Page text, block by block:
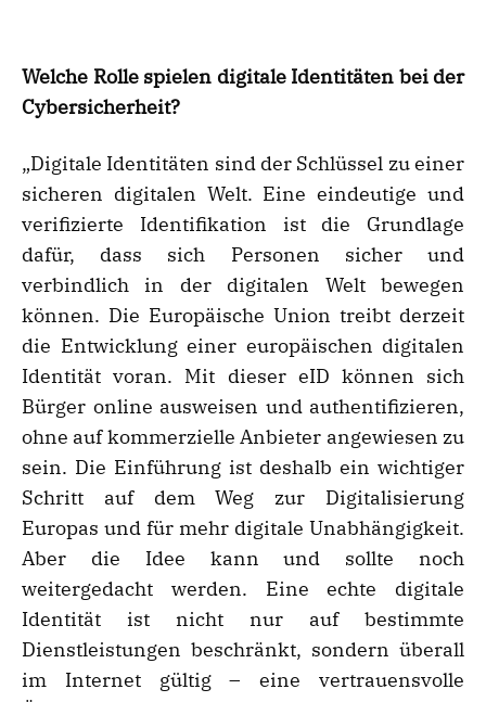
Welche Rolle spielen digitale Identitäten bei der
Cybersicherheit?
„Digitale Identitäten sind der Schlüssel zu einer
sicheren digitalen Welt. Eine eindeutige und
verifizierte Identifikation ist die Grundlage
dafür, dass sich Personen sicher und
verbindlich in der digitalen Welt bewegen
können. Die Europäische Union treibt derzeit
die Entwicklung einer europäischen digitalen
Identität voran. Mit dieser eID können sich
Bürger online ausweisen und authentifizieren,
ohne auf kommerzielle Anbieter angewiesen zu
sein. Die Einführung ist deshalb ein wichtiger
Schritt auf dem Weg zur Digitalisierung
Europas und für mehr digitale Unabhängigkeit.
Aber die Idee kann und sollte noch
weitergedacht werden. Eine echte digitale
Identität ist nicht nur auf bestimmte
Dienstleistungen beschränkt, sondern überall
im Internet gültig – eine vertrauensvolle